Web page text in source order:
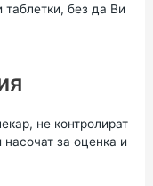
таблетки, без да Ви
не контролират
за оценка и